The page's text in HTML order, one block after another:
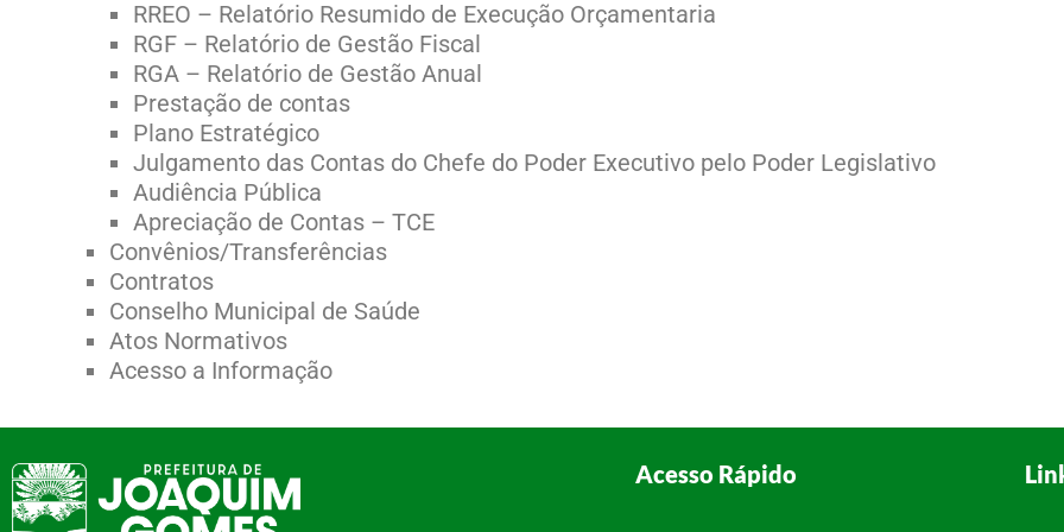
RREO – Relatório Resumido de Execução Orçamentaria
RGF – Relatório de Gestão Fiscal
RGA – Relatório de Gestão Anual
Prestação de contas
Plano Estratégico
Julgamento das Contas do Chefe do Poder Executivo pelo Poder Legislativo
Audiência Pública
Apreciação de Contas – TCE
Convênios/Transferências
Contratos
Conselho Municipal de Saúde
Atos Normativos
Acesso a Informação
Acesso Rápido